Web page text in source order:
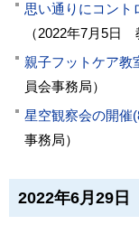
思い通りにコント
（2022年7月5日
親子フットケア教
員会事務局）
星空観察会の開催
事務局）
2022年6月29日